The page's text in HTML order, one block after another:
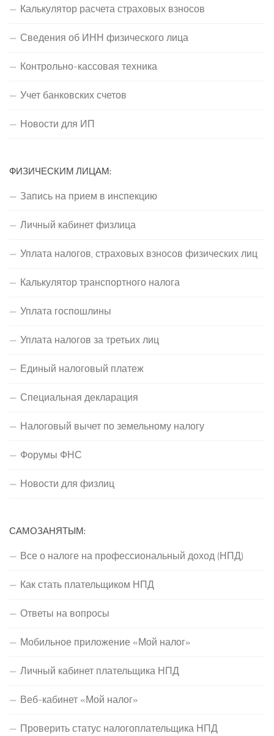
Калькулятор расчета страховых взносов
Сведения об ИНН физического лица
Контрольно-кассовая техника
Учет банковских счетов
Новости для ИП
ФИЗИЧЕСКИМ ЛИЦАМ:
Запись на прием в инспекцию
Личный кабинет физлица
Уплата налогов, страховых взносов физических лиц
Калькулятор транспортного налога
Уплата госпошлины
Уплата налогов за третьих лиц
Единый налоговый платеж
Специальная декларация
Налоговый вычет по земельному налогу
Форумы ФНС
Новости для физлиц
САМОЗАНЯТЫМ:
Все о налоге на профессиональный доход (НПД)
Как стать плательщиком НПД
Ответы на вопросы
Мобильное приложение «Мой налог»
Личный кабинет плательщика НПД
Веб-кабинет «Мой налог»
Проверить статус налогоплательщика НПД